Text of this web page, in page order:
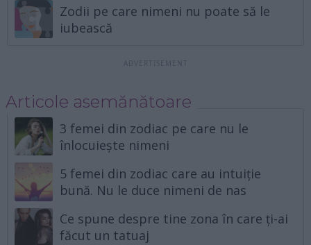
Zodii pe care nimeni nu poate să le
iubească
Articole asemănătoare
3 femei din zodiac pe care nu le
înlocuiește nimeni
5 femei din zodiac care au intuiție
bună. Nu le duce nimeni de nas
Ce spune despre tine zona în care ți-ai
făcut un tatuaj